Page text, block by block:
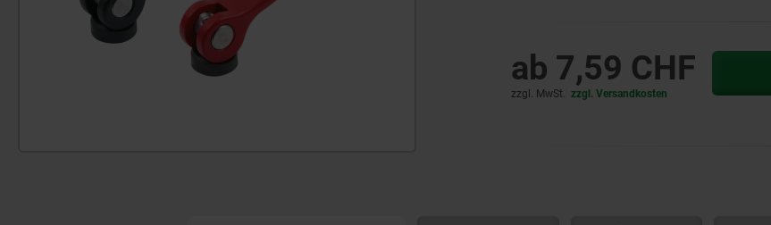
ab 7,59 CHF
zzgl. MwSt. zzgl. Versandkosten